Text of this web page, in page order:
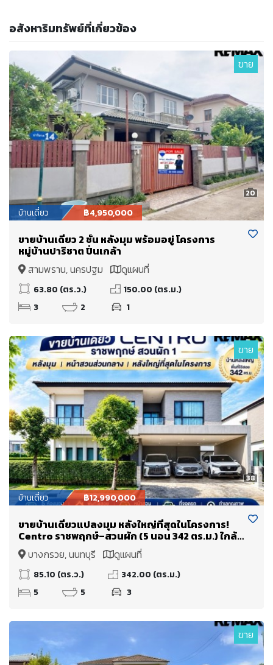
อสังหาริมทรัพย์ที่เกี่ยวข้อง
20
ขาย
บ้านเดี่ยว ฿4,950,000
ขายบ้านเดี่ยว 2 ชั้น หลังมุม พร้อมอยู่ โครงการ
หมู่บ้านปาริชาต ปิ่นเกล้า
สามพราน, นครปฐม
ดูแผนที่
63.80 (ตร.ว.)
150.00 (ตร.ม.)
3
2 1
38
ขาย
บ้านเดี่ยว ฿12,990,000
ขายบ้านเดี่ยวแปลงมุม หลังใหญ่ที่สุดในโครงการ!
Centro ราชพฤกษ์–สวนผัก (5 นอน 342 ตร.ม.) ใกล้
ทางด่วนศรีรัช แค่ 5 นาที
บางกรวย, นนทบุรี ดูแผนที่
85.10 (ตร.ว.)
342.00 (ตร.ม.)
5
5 3
ขาย